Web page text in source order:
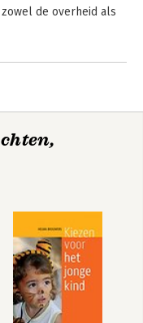
de overheid als
spreker en docent
Pol